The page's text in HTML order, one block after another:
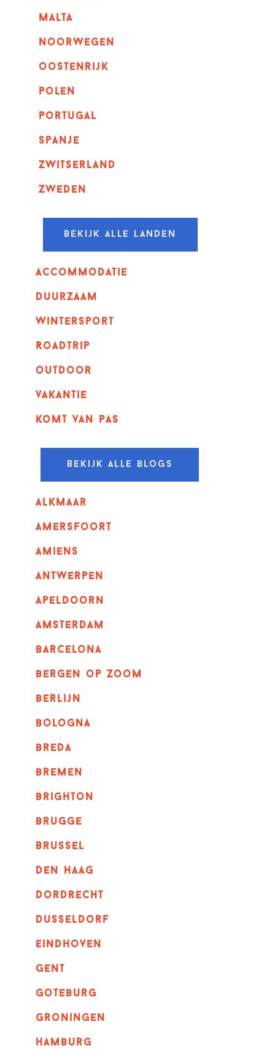
malta
noorwegen
oostenrijk
polen
portugal
spanje
zwitserland
zweden
Bekijk alle landen
Accommodatie
Duurzaam
wintersport
Roadtrip
outdoor
vakantie
komt van pas
Bekijk alle blogs
alkmaar
amersfoort
amiens
Antwerpen
apeldoorn
Amsterdam
barcelona
bergen op zoom
berlijn
bologna
breda
bremen
brighton
brugge
Brussel
Den haag
dordrecht
dusseldorf
eindhoven
GENT
goteburg
groningen
hamburg